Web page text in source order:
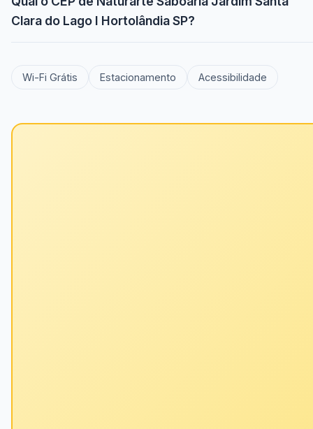
Clara do Lago I Hortolândia SP?
Wi-Fi Grátis Estacionamento Acessibilidade